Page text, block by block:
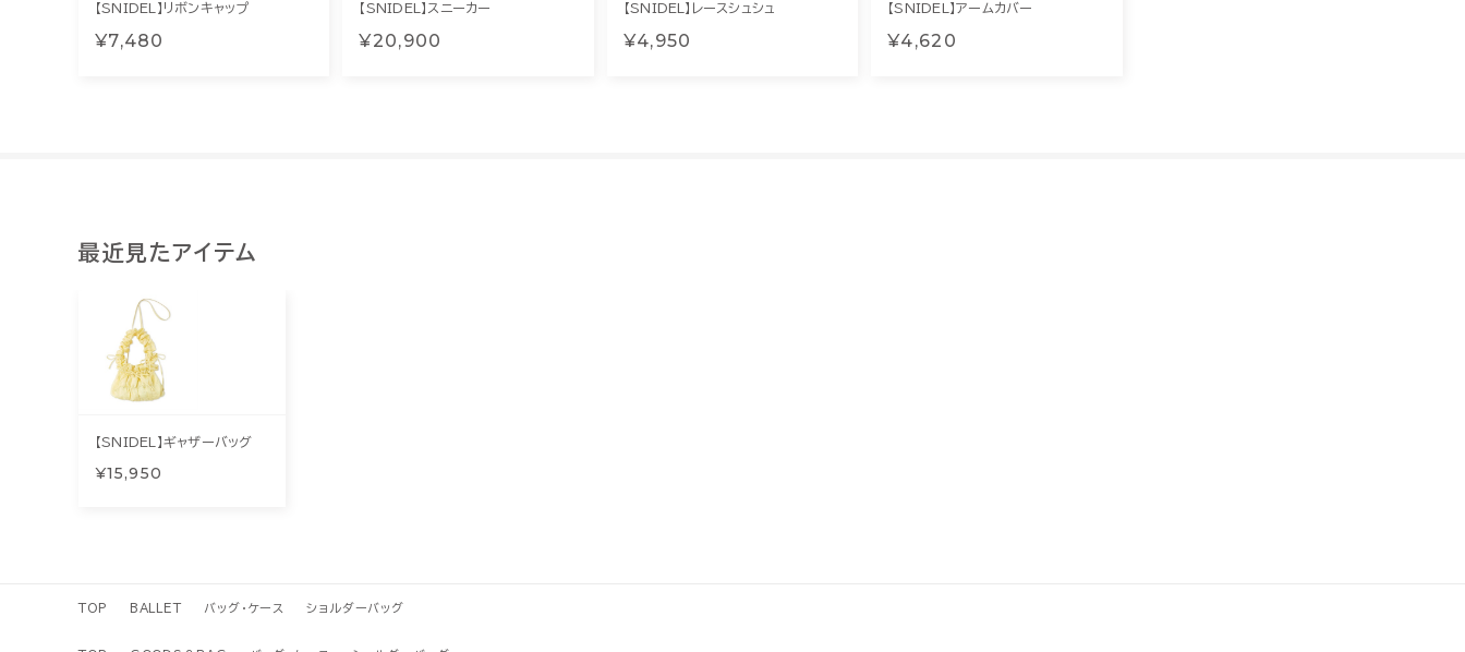
【SNIDEL】リボンキャップ
¥7,480
【SNIDEL】スニーカー
¥20,900
【SNIDEL】レースシュシュ
¥4,950
【SNIDEL】アームカバー
¥4,620
最近見たアイテム
【SNIDEL】ギャザーバッグ
¥15,950
TOP BALLET バッグ・ケース ショルダーバッグ